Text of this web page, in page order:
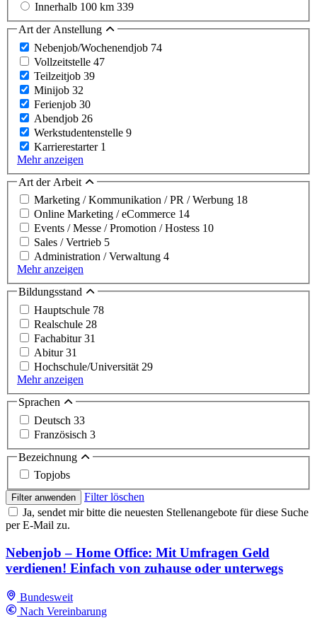
Innerhalb 100 km 339
Art der Anstellung
Nebenjob/Wochenendjob 74
Vollzeitstelle 47
Teilzeitjob 39
Minijob 32
Ferienjob 30
Abendjob 26
Werkstudentenstelle 9
Karrierestarter 1
Mehr anzeigen
Art der Arbeit
Marketing / Kommunikation / PR / Werbung 18
Online Marketing / eCommerce 14
Events / Messe / Promotion / Hostess 10
Sales / Vertrieb 5
Administration / Verwaltung 4
Mehr anzeigen
Bildungsstand
Hauptschule 78
Realschule 28
Fachabitur31
Abitur31
Hochschule/Universität 29
Mehr anzeigen
Sprachen
Deutsch 33
Französisch 3
Bezeichnung
Topjobs
Filter anwenden
Filter löschen
Ja, sendet mir bitte die neuesten Stellenangebote für diese Suche
per E-Mail zu.
Nebenjob – Home Office: Mit Umfragen Geld
verdienen! Einfach von zuhause oder unterwegs
Bundesweit
Nach Vereinbarung